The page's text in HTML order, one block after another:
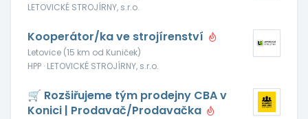
LETOVICKÉ STROJÍRNY, s.r.o.
Kooperátor/ka ve strojírenství
Letovice (15 km od Kuniček)
HPP · LETOVICKÉ STROJÍRNY, s.r.o.
🛒 Rozšiřujeme tým prodejny CBA v
Konici | Prodavač/Prodavačka